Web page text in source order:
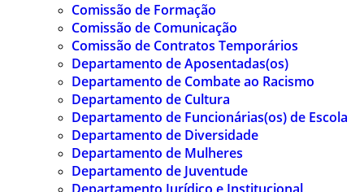
Comissão de Formação
Comissão de Comunicação
Comissão de Contratos Temporários
Departamento de Aposentadas(os)
Departamento de Combate ao Racismo
Departamento de Cultura
Departamento de Funcionárias(os) de Escola
Departamento de Diversidade
Departamento de Mulheres
Departamento de Juventude